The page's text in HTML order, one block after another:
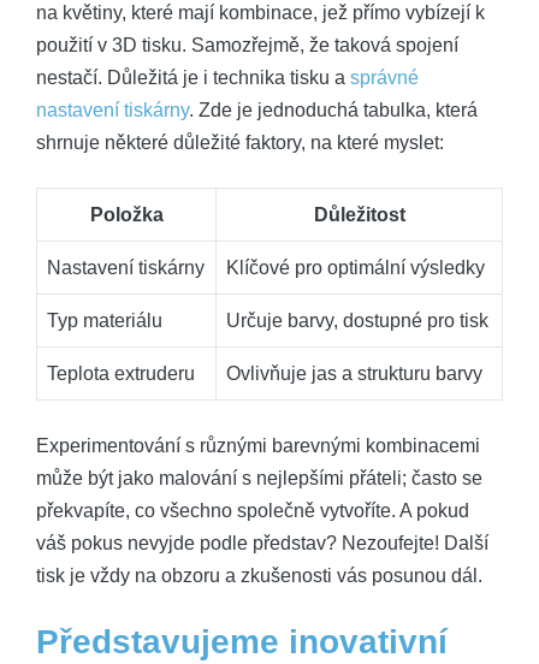
na květiny, které mají kombinace, jež přímo vybízejí k
použití v 3D tisku. Samozřejmě, že taková spojení
nestačí. Důležitá je i technika tisku a správné
nastavení tiskárny. Zde je jednoduchá tabulka, která
shrnuje některé důležité faktory, na které myslet:
Položka Důležitost
Nastavení tiskárny Klíčové pro optimální výsledky
Typ materiálu Určuje barvy, dostupné pro tisk
Teplota extruderu Ovlivňuje jas a strukturu barvy
Experimentování s různými barevnými kombinacemi
může být jako malování s nejlepšími přáteli; často se
překvapíte, co všechno společně vytvoříte. A pokud
váš pokus nevyjde podle představ? Nezoufejte! Další
tisk je vždy na obzoru a zkušenosti vás posunou dál.
Představujeme inovativní